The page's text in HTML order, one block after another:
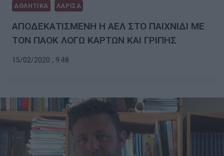
ΑΘΛΗΤΙΚΑ ΛΑΡΙΣΑ
ΑΠΟΔΕΚΑΤΙΣΜΕΝΗ Η ΑΕΛ ΣΤΟ ΠΑΙΧΝΙΔΙ ΜΕ
ΤΟΝ ΠΑΟΚ ΛΟΓΩ ΚΑΡΤΩΝ ΚΑΙ ΓΡΙΠΗΣ
15/02/2020 , 9:48